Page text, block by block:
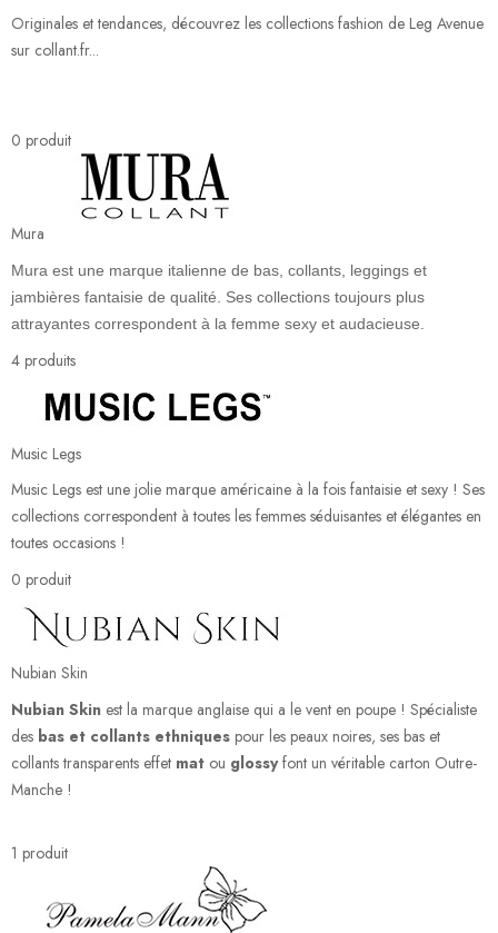
Originales et tendances, découvrez les collections fashion de Leg Avenue
sur collant.fr...
0 produit
Mura
Mura est une marque italienne de bas, collants, leggings et
jambières fantaisie de qualité. Ses collections toujours plus
attrayantes correspondent à la femme sexy et audacieuse.
4 produits
Music Legs
Music Legs est une jolie marque américaine à la fois fantaisie et sexy ! Ses
collections correspondent à toutes les femmes séduisantes et élégantes en
toutes occasions !
0 produit
Nubian Skin
Nubian Skin est la marque anglaise qui a le vent en poupe ! Spécialiste
des bas et collants ethniques pour les peaux noires, ses bas et
collants transparents effet mat ou glossyfont un véritable carton Outre-
Manche !
1 produit